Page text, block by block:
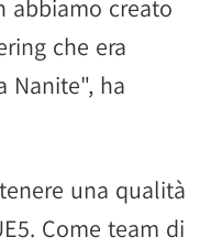
abbiamo creato
che era
Nanite", ha
una qualità
Come team di